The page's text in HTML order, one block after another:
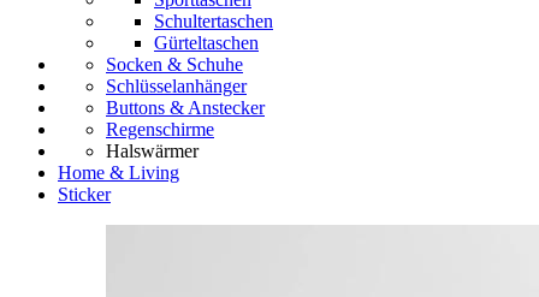
Schultertaschen
Gürteltaschen
Socken & Schuhe
Schlüsselanhänger
Buttons & Anstecker
Regenschirme
Halswärmer
Home & Living
Sticker